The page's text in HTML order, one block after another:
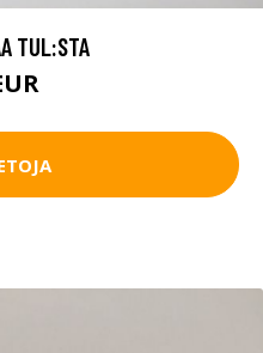
TUL:STA